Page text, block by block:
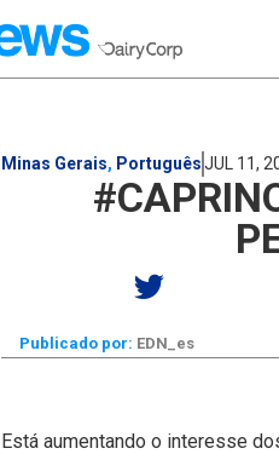
Minas Gerais, PortuguêsJUL 11,
Publicado por: EDN_es
Está aumentando o interesse